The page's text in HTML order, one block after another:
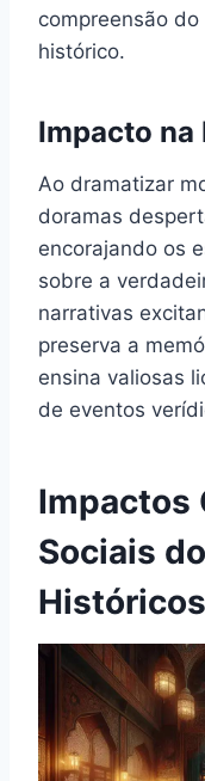
compreensão
histórico.
Impacto na
Ao dramatizar
doramas
encorajando os
sobre a
narrativas
preserva a
ensina valiosas
de eventos
Impactos
Sociais
Históricos